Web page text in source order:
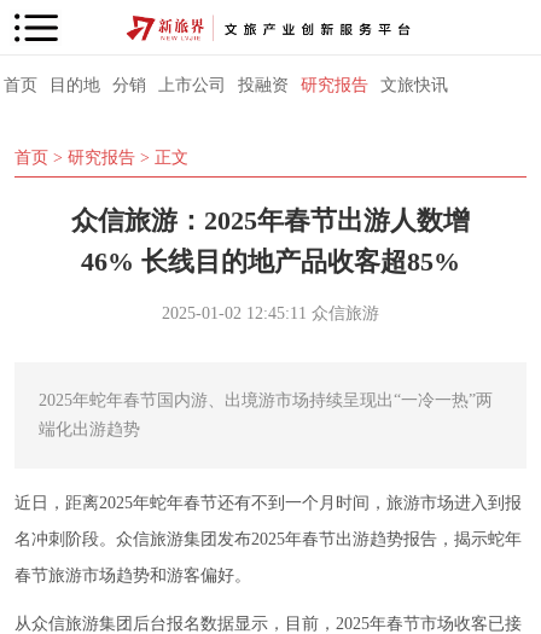
首页 目的地 分销 上市公司 投融资 研究报告 文旅快讯
首页 > 研究报告 > 正文
众信旅游：2025年春节出游人数增
46% 长线目的地产品收客超85%
2025-01-02 12:45:11 众信旅游
2025年蛇年春节国内游、出境游市场持续呈现出“一冷一热”两
端化出游趋势
近日，距离2025年蛇年春节还有不到一个月时间，旅游市场进入到报
名冲刺阶段。众信旅游集团发布2025年春节出游趋势报告，揭示蛇年
春节旅游市场趋势和游客偏好。
从众信旅游集团后台报名数据显示，目前，2025年春节市场收客已接